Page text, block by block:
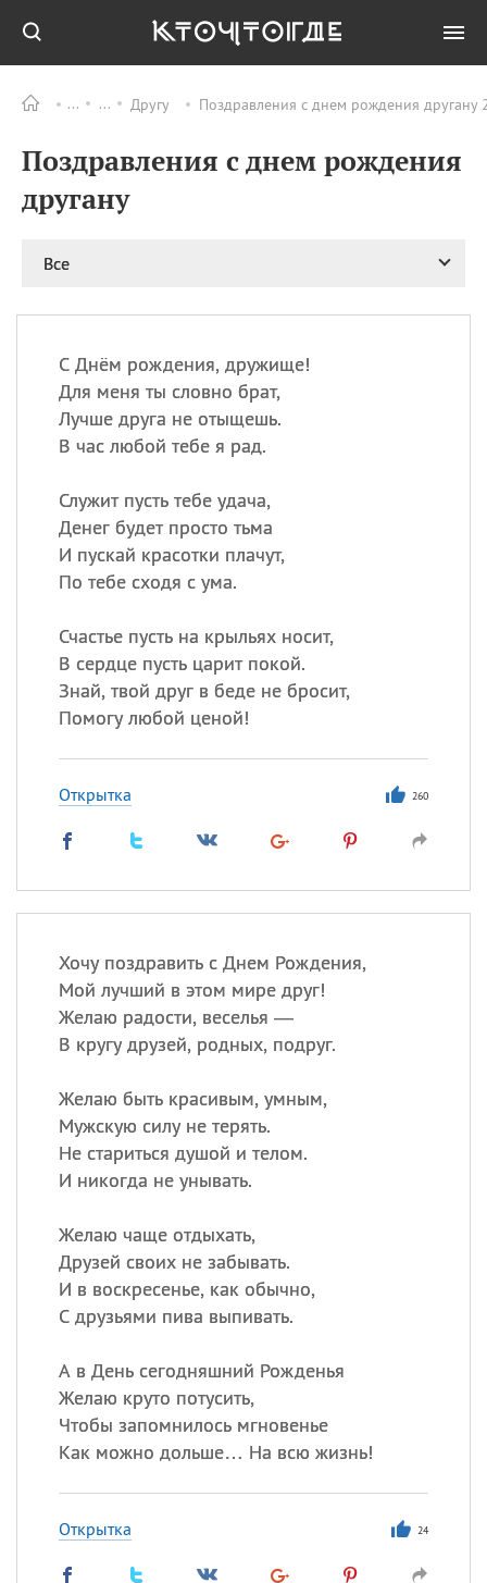
Другу Поздравления с днем рождения другану
Поздравления с днем рождения
другану
Все
С Днём рождения, дружище!
Для меня ты словно брат,
Лучше друга не отыщешь.
В час любой тебе я рад.
Служит пусть тебе удача,
Денег будет просто тьма
И пускай красотки плачут,
По тебе сходя с ума.
Счастье пусть на крыльях носит,
В сердце пусть царит покой.
Знай, твой друг в беде не бросит,
Помогу любой ценой!
Открытка 260
Хочу поздравить с Днем Рождения,
Мой лучший в этом мире друг!
Желаю радости, веселья —
В кругу друзей, родных, подруг.
Желаю быть красивым, умным,
Мужскую силу не терять.
Не стариться душой и телом.
И никогда не унывать.
Желаю чаще отдыхать,
Друзей своих не забывать.
И в воскресенье, как обычно,
С друзьями пива выпивать.
А в День сегодняшний Рожденья
Желаю круто потусить,
Чтобы запомнилось мгновенье
Как можно дольше… На всю жизнь!
Открытка 24
ПРАЗДНИКИ Все
06.08 Преображение
Господне у западных
Романа и Давида
День ассирийских
мучеников
07.08
Национальный день
маяка
07.08
ИМЕНА
Сегодня празднуют именины
Анатолий
,Еще
Посмотреть значениеи
происхождение